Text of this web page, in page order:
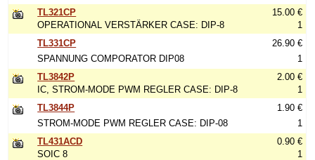
TL321CP
OPERATIONAL VERSTÄRKER CASE: DIP-8
15.00 €
1
TL331CP
SPANNUNG COMPORATOR DIP08
26.90 €
1
TL3842P
IC, STROM-MODE PWM REGLER CASE: DIP-8
2.00 €
1
TL3844P
STROM-MODE PWM REGLER CASE: DIP-08
1.90 €
1
TL431ACD
SOIC 8
0.90 €
1